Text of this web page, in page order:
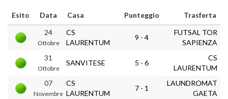
Esito Data Casa Punteggio
Trasferta
24
Ottobre
CS
LAURENTUM
9 - 4
FUTSAL TOR
SAPIENZA
31
Ottobre
SANVITESE 5 - 6
CS
LAURENTUM
07
Novembre
CS
LAURENTUM
7 - 1
LAUNDROMAT
GAETA